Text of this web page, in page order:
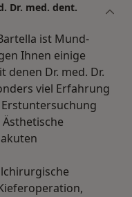
Dr. med. dent.
ist Mund-
Ihnen einige
Dr. med. Dr.
viel Erfahrung